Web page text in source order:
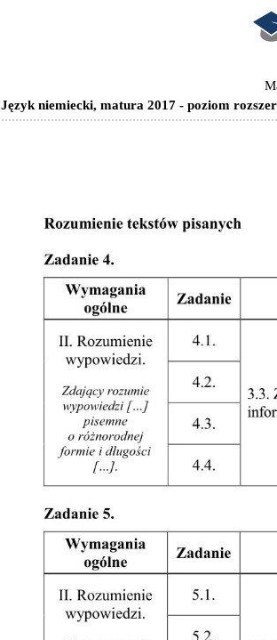
Język niemiecki, matura 2017 - poziom